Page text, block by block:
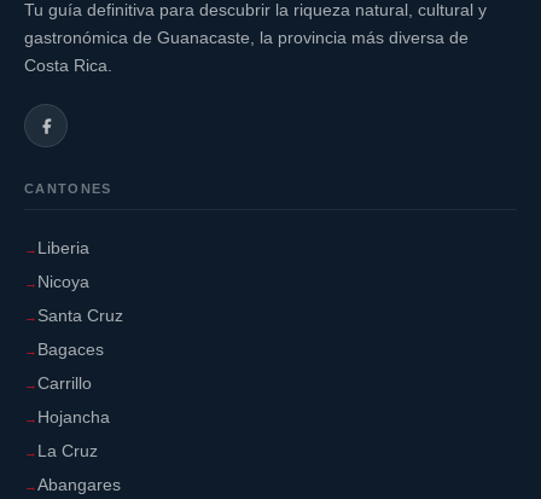
Tu guía definitiva para descubrir la riqueza natural, cultural y
gastronómica de Guanacaste, la provincia más diversa de
Costa Rica.
CANTONES
Liberia
Nicoya
Santa Cruz
Bagaces
Carrillo
Hojancha
La Cruz
Abangares